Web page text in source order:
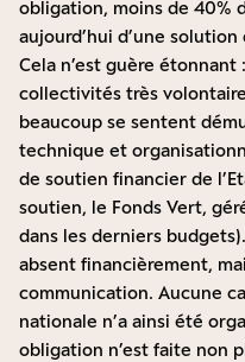
obligation, moins de 40%
aujourd’hui d’une solution
Cela n’est guère
collectivités très
beaucoup se sentent
technique et
de soutien financier de
soutien, le Fonds Vert,
dans les derniers
absent financièrement,
communication. Aucune
nationale n’a ainsi été
obligation n’est faite non